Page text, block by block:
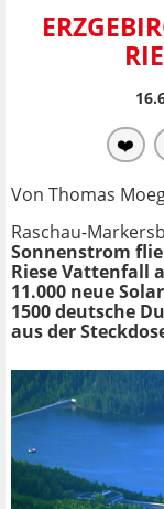
❤️
Von Thomas
Raschau-
Sonnenstrom
Riese Vattenfall
11.000 neue
1500 deutsche
aus der